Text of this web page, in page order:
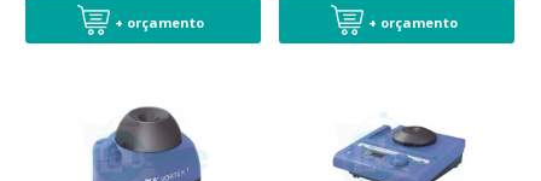
+ orçamento + orçamento